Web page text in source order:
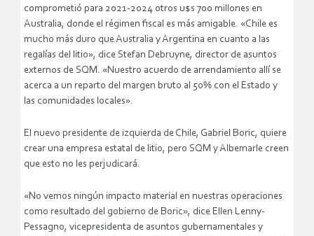
comprometió para 2021-2024 otros u$s 700 millones en
Australia, donde el régimen fiscal es más amigable. «Chile es
mucho más duro que Australia y Argentina en cuanto a las
regalías del litio», dice Stefan Debruyne, director de asuntos
externos de SQM. «Nuestro acuerdo de arrendamiento allí se
acerca a un reparto del margen bruto al 50% con el Estado y
las comunidades locales».
El nuevo presidente de izquierda de Chile, Gabriel Boric, quiere
crear una empresa estatal de litio, pero SQM y Albemarle creen
que esto no les perjudicará.
«No vemos ningún impacto material en nuestras operaciones
como resultado del gobierno de Boric», dice Ellen Lenny-
Pessagno, vicepresidenta de asuntos gubernamentales y